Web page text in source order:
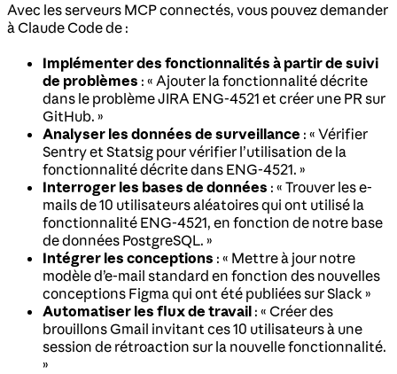
Avec les serveurs MCP connectés, vous pouvez demander
à Claude Code de :
Implémenter des fonctionnalités à partir de suivi
de problèmes : « Ajouter la fonctionnalité décrite
dans le problème JIRA ENG-4521 et créer une PR sur
GitHub. »
Analyser les données de surveillance : « Vérifier
Sentry et Statsig pour vérifier l’utilisation de la
fonctionnalité décrite dans ENG-4521. »
Interroger les bases de données : « Trouver les e-
mails de 10 utilisateurs aléatoires qui ont utilisé la
fonctionnalité ENG-4521, en fonction de notre base
de données PostgreSQL. »
Intégrer les conceptions : « Mettre à jour notre
modèle d’e-mail standard en fonction des nouvelles
conceptions Figma qui ont été publiées sur Slack »
Automatiser les flux de travail : « Créer des
brouillons Gmail invitant ces 10 utilisateurs à une
session de rétroaction sur la nouvelle fonctionnalité.
»